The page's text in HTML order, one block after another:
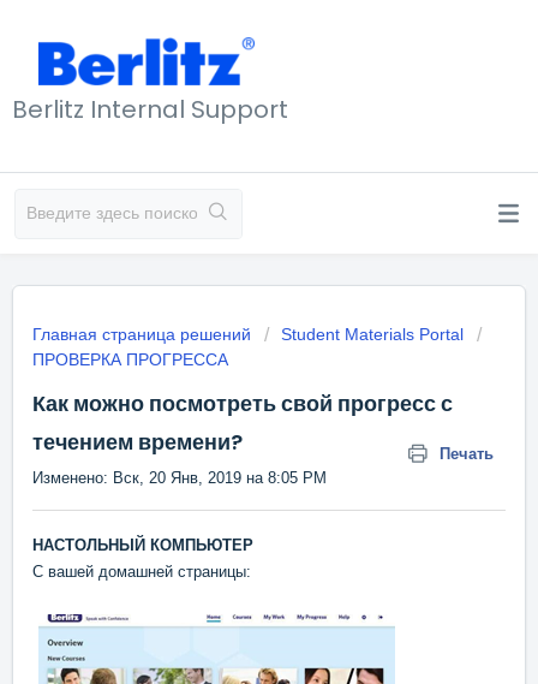
Berlitz Internal Support
Главная страница решений
Student Materials Portal
ПРОВЕРКА ПРОГРЕССА
Как можно посмотреть свой прогресс с
течением времени?
Печать
Изменено: Вск, 20 Янв, 2019 на 8:05 PM
НАСТОЛЬНЫЙ КОМПЬЮТЕР
С вашей домашней страницы: